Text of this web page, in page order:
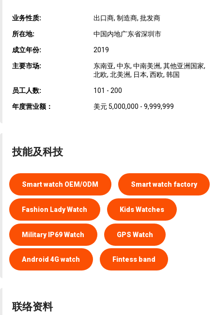
业务性质: 出口商, 制造商, 批发商
所在地: 中国内地广东省深圳市
成立年份: 2019
主要市场:
东南亚, 中东, 中南美洲, 其他亚洲国家,
北欧, 北美洲, 日本, 西欧, 韩国
员工人数: 101 - 200
年度营业额： 美元 5,000,000 - 9,999,999
技能及科技
Smart watch OEM/ODM Smart watch factory
Fashion Lady Watch Kids Watches
Military IP69 Watch GPS Watch
Android 4G watch Fintess band
联络资料